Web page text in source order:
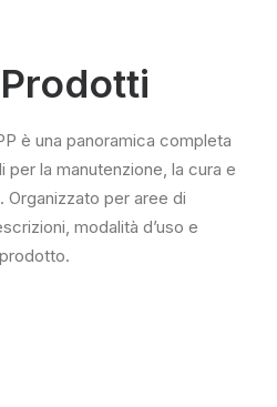
è una panoramica completa
per la manutenzione, la cura e
per aree di
modalità d’uso e